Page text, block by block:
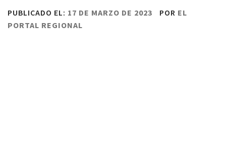
PUBLICADO EL: 17 DE MARZO DE 2023 POR EL
PORTAL REGIONAL